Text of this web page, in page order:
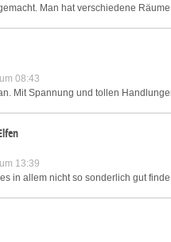
Man hat verschiedene
08:43
Mit Spannung und tollen
13:39
in allem nicht so sonderlich gut